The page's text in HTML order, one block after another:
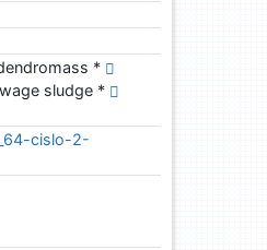
*
sludge *
cislo-2-